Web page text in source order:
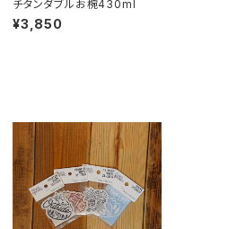
チタンダブルお椀430ml
¥3,850